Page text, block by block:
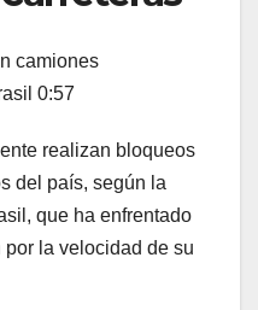
camiones
0:57
realizan bloqueos
del país, según la
que ha enfrentado
la velocidad de su